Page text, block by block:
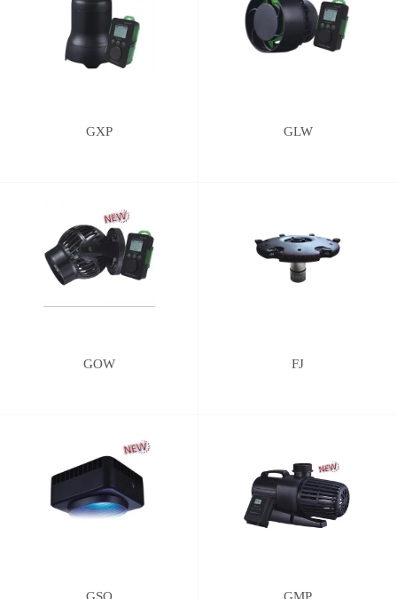
GXP GLW
GOW FJ